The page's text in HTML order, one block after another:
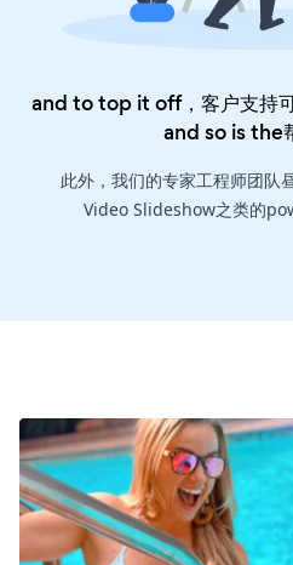
and to top it off，客户支持
and so is the
此外，我们的专家工程师团队
Video Slideshow之类的